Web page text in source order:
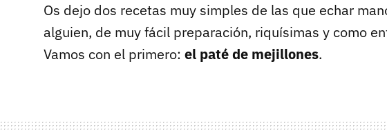
Os dejo dos recetas muy simples de las que echar
alguien, de muy fácil preparación, riquísimas y como
Vamos con el primero: el paté de mejillones.